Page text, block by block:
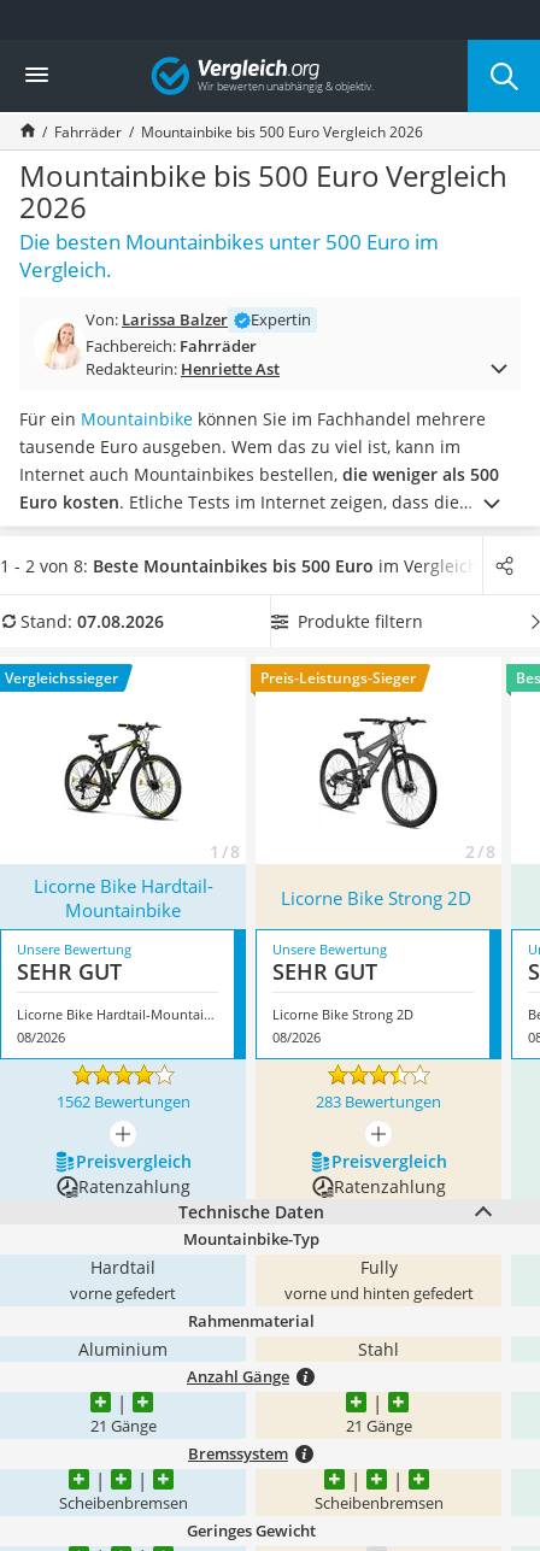
Die beliebtesten Vergleiche nach Kategorie
Freizeit & Sport
Gartentrampolin
Trampolin
Metalldetektor
Eufab-Fahrradträger
Trampolin 366 cm
Fahrradschloss
Aluminium-Koffer
Air Bike
E-Bike-Dreirad
Trekkingschuhe Herren
Reisetasche mit Rollen
Klimmzugstation
Koffer
Nachtsichtgerät
Faltschloss
Vibrationsplatte
Sicherheitsweste Reiten
Service
Vergleich
Fahrräder Mountainbike bis 500 Euro Vergleich 2026
Mountainbike bis 500 Euro Vergleich
2026
Die besten Mountainbikes unter 500 Euro im
Vergleich.
Von: Larissa Balzer
Expertin
Fachbereich: Fahrräder
Redakteurin: Henriette Ast
Für ein Mountainbike können Sie im Fachhandel mehrere
tausende Euro ausgeben. Wem das zu viel ist, kann im
Internet auch Mountainbikes bestellen, die weniger als 500
Euro kosten. Etliche Tests im Internet zeigen, dass die
günstigen Zweiräderim alltäglichen Gebrauch überzeugen
können. Wählen Sie jetzt ein Mountainbike mit 29-Zoll-Reifen
unebenen Passagen besonders ruhig laufen soll. Überzeugt
Bike Hardtail-Mountainbike
mit seinen Eigenschaften.
1 - 2 von 8: Beste Mountainbikes bis 500 Euro im Vergleich
Stand: 07.08.2026 Produkte filtern
Vergleichssieger
1 / 8
Preis-Leistungs-Sieger
2 / 8
Licorne Bike Hardtail-
Mountainbike
Licorne Bike Strong 2D ‎
Unsere Bewertung
SEHR GUT
Licorne Bike Hardtail-Mountainbike
08/2026
Unsere Bewertung
SEHR GUT
Licorne Bike Strong 2D ‎
08/2026
1562 Bewertungen 283 Bewertungen
mehr anzeigen
mehr anzeigen
Preis­vergleich
Preis­vergleich
Ratenzahlung
Ratenzahlung
Technische Daten
Mountainbike-Typ
Hardtail
vorne gefedert
Fully
vorne und hinten gefedert
Rahmenmaterial
Aluminium Stahl
Anzahl Gänge
21 Gänge 21 Gänge
Bremssystem
Scheibenbremsen Scheibenbremsen
Geringes Gewicht